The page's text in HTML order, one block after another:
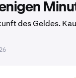
des Geldes.